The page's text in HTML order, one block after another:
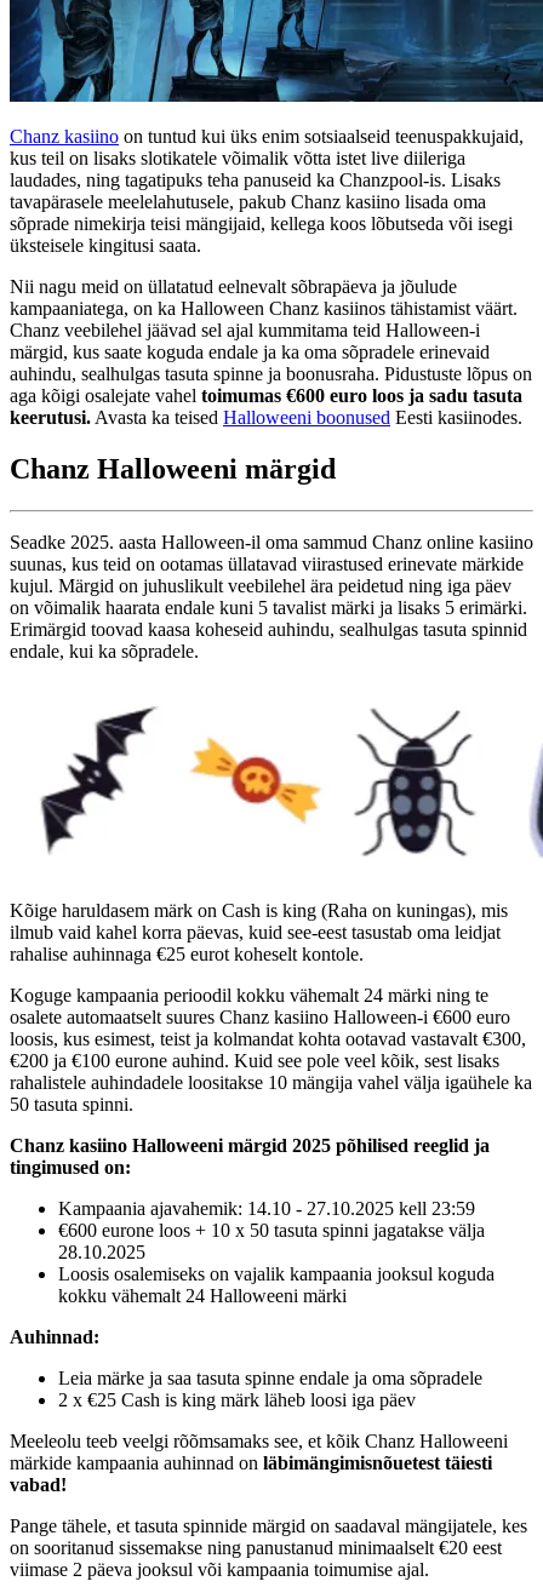
Chanz kasiino on tuntud kui üks enim sotsiaalseid teenuspakkujaid,
kus teil on lisaks slotikatele võimalik võtta istet live diileriga
laudades, ning tagatipuks teha panuseid ka Chanzpool-is. Lisaks
tavapärasele meelelahutusele, pakub Chanz kasiino lisada oma
sõprade nimekirja teisi mängijaid, kellega koos lõbutseda või isegi
üksteisele kingitusi saata.
Nii nagu meid on üllatatud eelnevalt sõbrapäeva ja jõulude
kampaaniatega, on ka Halloween Chanz kasiinos tähistamist väärt.
Chanz veebilehel jäävad sel ajal kummitama teid Halloween-i
märgid, kus saate koguda endale ja ka oma sõpradele erinevaid
auhindu, sealhulgas tasuta spinne ja boonusraha. Pidustuste lõpus on
aga kõigi osalejate vahel toimumas €600 euro loos ja sadu tasuta
keerutusi. Avasta ka teised Halloweeni boonused Eesti kasiinodes.
Chanz Halloweeni märgid
Seadke 2025. aasta Halloween-il oma sammud Chanz online kasiino
suunas, kus teid on ootamas üllatavad viirastused erinevate märkide
kujul. Märgid on juhuslikult veebilehel ära peidetud ning iga päev
on võimalik haarata endale kuni 5 tavalist märki ja lisaks 5 erimärki.
Erimärgid toovad kaasa koheseid auhindu, sealhulgas tasuta spinnid
endale, kui ka sõpradele.
Kõige haruldasem märk on Cash is king (Raha on kuningas), mis
ilmub vaid kahel korra päevas, kuid see-eest tasustab oma leidjat
rahalise auhinnaga €25 eurot koheselt kontole.
Koguge kampaania perioodil kokku vähemalt 24 märki ning te
osalete automaatselt suures Chanz kasiino Halloween-i €600 euro
loosis, kus esimest, teist ja kolmandat kohta ootavad vastavalt €300,
€200 ja €100 eurone auhind. Kuid see pole veel kõik, sest lisaks
rahalistele auhindadele loositakse 10 mängija vahel välja igaühele ka
50 tasuta spinni.
Chanz kasiino Halloweeni märgid 2025 põhilised reeglid ja
tingimused on:
Kampaania ajavahemik: 14.10 - 27.10.2025 kell 23:59
€600 eurone loos + 10 x 50 tasuta spinni jagatakse välja
28.10.2025
Loosis osalemiseks on vajalik kampaania jooksul koguda
kokku vähemalt 24 Halloweeni märki
Auhinnad:
Leia märke ja saa tasuta spinne endale ja oma sõpradele
2 x €25 Cash is king märk läheb loosi iga päev
Meeleolu teeb veelgi rõõmsamaks see, et kõik Chanz Halloweeni
märkide kampaania auhinnad on läbimängimisnõuetest täiesti
vabad!
Pange tähele, et tasuta spinnide märgid on saadaval mängijatele, kes
on sooritanud sissemakse ning panustanud minimaalselt €20 eest
viimase 2 päeva jooksul või kampaania toimumise ajal.